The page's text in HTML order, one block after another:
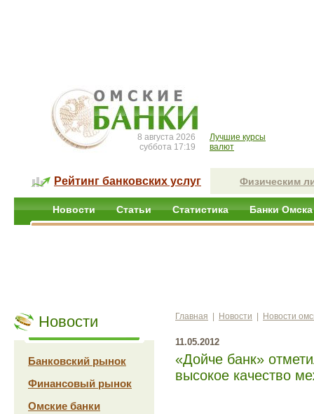
8 августа 2026
суббота 17:19
Лучшие курсы
валют
Рейтинг банковских услуг Физическим
Новости Статьи Статистика Банки Омска
Новости
Банковский рынок
Финансовый рынок
Омские банки
Главная Новости Новости
11.05.2012
«Дойче банк»
высокое качество